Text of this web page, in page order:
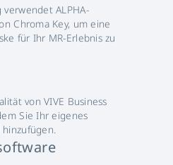
verwendet ALPHA-
Chroma Key, um eine
für Ihr MR-Erlebnis zu
von VIVE Business
Sie Ihr eigenes